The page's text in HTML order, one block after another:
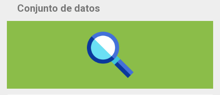
Datos
Conjunto de datos